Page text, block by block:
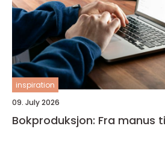
inspiration
09. July 2026
Bokproduksjon: Fra manus